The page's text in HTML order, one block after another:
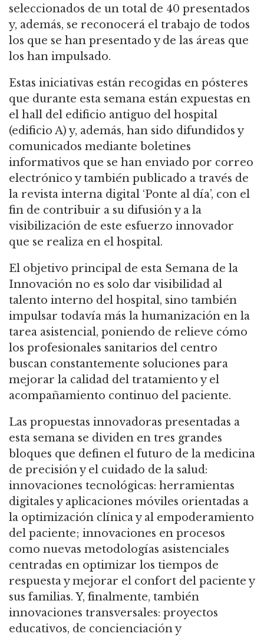
seleccionados de un total de 40 presentados
y, además, se reconocerá el trabajo de todos
los que se han presentado y de las áreas que
los han impulsado.
Estas iniciativas están recogidas en pósteres
que durante esta semana están expuestas en
el hall del edificio antiguo del hospital
(edificio A) y, además, han sido difundidos y
comunicados mediante boletines
informativos que se han enviado por correo
electrónico y también publicado a través de
la revista interna digital ‘Ponte al día’, con el
fin de contribuir a su difusión y a la
visibilización de este esfuerzo innovador
que se realiza en el hospital.
El objetivo principal de esta Semana de la
Innovación no es solo dar visibilidad al
talento interno del hospital, sino también
impulsar todavía más la humanización en la
tarea asistencial, poniendo de relieve cómo
los profesionales sanitarios del centro
buscan constantemente soluciones para
mejorar la calidad del tratamiento y el
acompañamiento continuo del paciente.
Las propuestas innovadoras presentadas a
esta semana se dividen en tres grandes
bloques que definen el futuro de la medicina
de precisión y el cuidado de la salud:
innovaciones tecnológicas: herramientas
digitales y aplicaciones móviles orientadas a
la optimización clínica y al empoderamiento
del paciente; innovaciones en procesos
como nuevas metodologías asistenciales
centradas en optimizar los tiempos de
respuesta y mejorar el confort del paciente y
sus familias. Y, finalmente, también
innovaciones transversales: proyectos
educativos, de concienciación y